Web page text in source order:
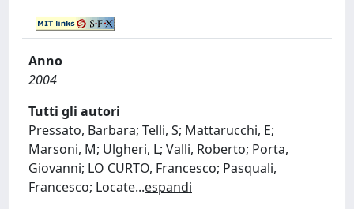
Anno
2004
Tutti gli autori
Pressato, Barbara; Telli, S; Mattarucchi, E;
Marsoni, M; Ulgheri, L; Valli, Roberto; Porta,
Giovanni; LO CURTO, Francesco; Pasquali,
Francesco; Locate...espandi